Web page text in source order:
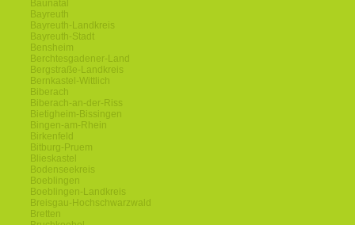
Baunatal
Bayreuth
Bayreuth-Landkreis
Bayreuth-Stadt
Bensheim
Berchtesgadener-Land
Bergstraße-Landkreis
Bernkastel-Wittlich
Biberach
Biberach-an-der-Riss
Bietigheim-Bissingen
Bingen-am-Rhein
Birkenfeld
Bitburg-Pruem
Blieskastel
Bodenseekreis
Boeblingen
Boeblingen-Landkreis
Breisgau-Hochschwarzwald
Bretten